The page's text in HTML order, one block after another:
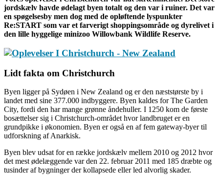
jordskælv havde ødelagt byen totalt og den var i ruiner. Det var
en spøgelsesby men dog med de opløftende lyspunkter
Re:START som var et farverigt shoppingsområde og dyrelivet i
den lille hyggelige minizoo Willowbank Wildlife Reserve.
Lidt fakta om Christchurch
Byen ligger på Sydøen i New Zealand og er den næststørste by i
landet med sine 377.000 indbyggere. Byen kaldes for The Garden
City, fordi den har mange grønne åndehuller. I 1250 kom de første
bosættelser sig i Christchurch-området hvor landbruget er en
grundpikke i økonomien. Byen er også en af fem gateway-byer til
udforskning af Anarkisk.
Byen blev udsat for en række jordskælv mellem 2010 og 2012 hvor
det mest ødelæggende var den 22. februar 2011 med 185 dræbte og
tusinder af bygninger der kollapsede eller led alvorlig skader.